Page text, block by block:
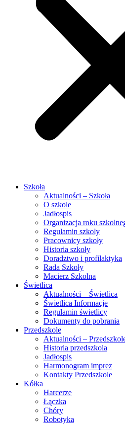
Szkoła
Aktualności – Szkoła
O szkole
Jadłospis
Organizacja roku
Regulamin szkoly
Pracownicy szkoły
Historia szkoły
Doradztwo i profilaktyka
Rada Szkoły
Macierz Szkolna
Świetlica
Aktualności – Świetlica
Świetlica Informacje
Regulamin świetlicy
Dokumenty do pobrania
Przedszkole
Aktualności –
Historia przedszkola
Jadłospis
Harmonogram imprez
Kontakty Przedszkole
Kółka
Harcerze
Łączka
Chóry
Robotyka